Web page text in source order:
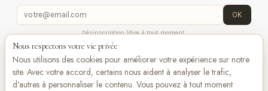
OK
Désinscription libre à tout moment.
iqitlinksmanager module
nous
Nous respectons votre vie privée
Nous utilisons des cookies pour améliorer votre expérience sur notre
site. Avec votre accord, certains nous aident à analyser le trafic,
d'autres à personnaliser le contenu. Vous pouvez à tout moment